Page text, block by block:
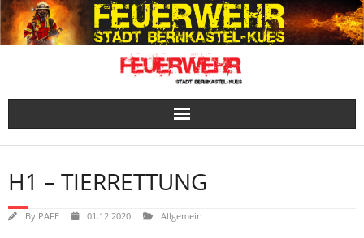
Skip
to
content
H1 – TIERRETTUNG
By PAFE 01.12.2020 Allgemein